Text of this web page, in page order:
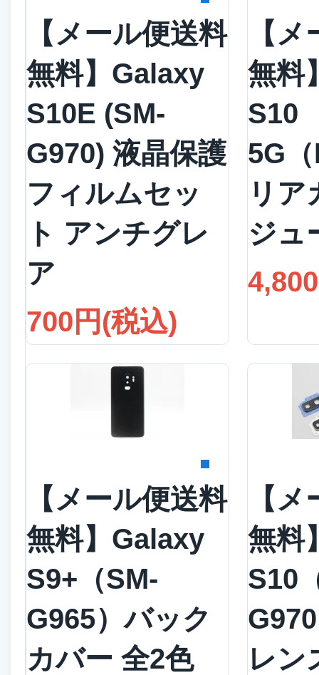
【メール便送料
無料】Galaxy
S10E (SM-
G970) 液晶保護
フィルムセッ
ト アンチグレ
ア
700円(税込)
【
無料
S10
5G
リア
ジュ
【メール便送料
無料】Galaxy
S9+（SM-
G965）バック
カバー 全2色
【
無料
S10
レン